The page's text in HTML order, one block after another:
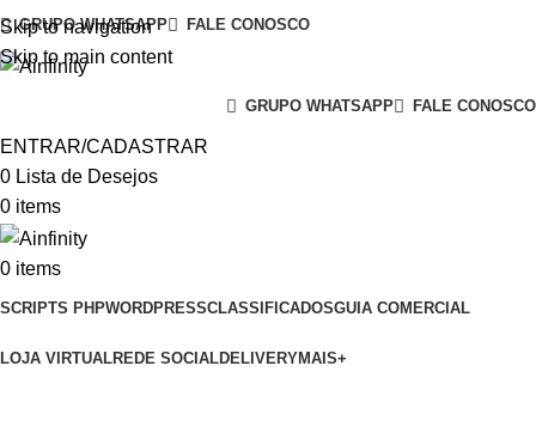
Skip to navigation
Skip to main content
GRUPO WHATSAPP FALE CONOSCO
GRUPO WHATSAPP FALE CONOSCO
ENTRAR/CADASTRAR
0 Lista de Desejos
0 items
0 items
SCRIPTS PHPWORDPRESSCLASSIFICADOSGUIA COMERCIAL
LOJA VIRTUALREDE SOCIALDELIVERYMAIS+